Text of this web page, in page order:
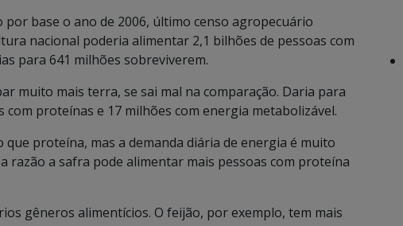
base o ano de 2006, último censo agropecuário
nacional poderia alimentar 2,1 bilhões de pessoas com
para 641 milhões sobreviverem.
muito mais terra, se sai mal na comparação. Daria para
proteínas e 17 milhões com energia metabolizável.
proteína, mas a demanda diária de energia é muito
razão a safra pode alimentar mais pessoas com proteína
gêneros alimentícios. O feijão, por exemplo, tem mais